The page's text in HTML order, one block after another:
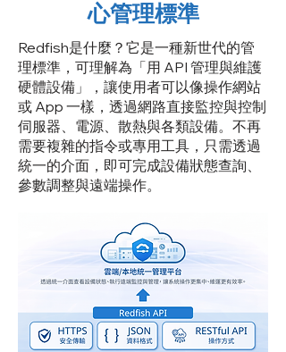
心管理標準
Redfish是什麼？它是一種新世代的管
理標準，可理解為「用 API 管理與維護
硬體設備」，讓使用者可以像操作網站
或 App 一樣，透過網路直接監控與控制
伺服器、電源、散熱與各類設備。不再
需要複雜的指令或專用工具，只需透過
統一的介面，即可完成設備狀態查詢、
參數調整與遠端操作。